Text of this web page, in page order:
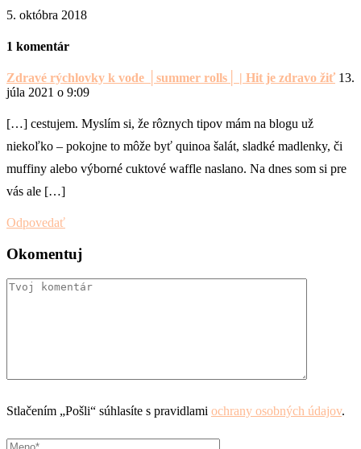
5. októbra 2018
1 komentár
Zdravé rýchlovky k vode │summer rolls│ | Hit je zdravo žiť 13.
júla 2021 o 9:09
[…] cestujem. Myslím si, že rôznych tipov mám na blogu už
niekoľko – pokojne to môže byť quinoa šalát, sladké madlenky, či
muffiny alebo výborné cuktové waffle naslano. Na dnes som si pre
vás ale […]
Odpovedať
Okomentuj
Stlačením „Pošli“ súhlasíte s pravidlami ochrany osobných údajov.